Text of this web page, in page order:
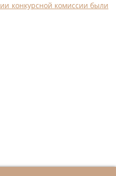
конкурсной комиссии были